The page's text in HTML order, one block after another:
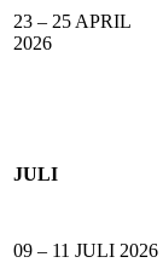
23 – 25 APRIL
2026
JULI
09 – 11 JULI 2026